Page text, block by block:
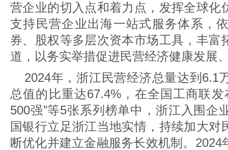
营企业的切入点和着力点，发挥全球化
支持民营企业出海一站式服务体系，
券、股权等多层次资本市场工具，丰富
道，以务实举措促进民营经济健康发展
2024年，浙江民营经济总量达到6.1
总值的比重达67.4%，在全国工商联发
500强”等5张系列榜单中，浙江入围企
国银行立足浙江当地实情，持续加大对
断优化并建立金融服务长效机制。